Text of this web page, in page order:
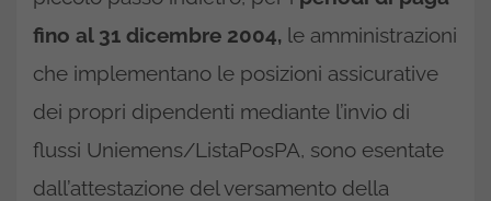
fino al 31 dicembre 2004, le amministrazioni
che implementano le posizioni assicurative
dei propri dipendenti mediante l’invio di
flussi Uniemens/ListaPosPA, sono esentate
dall’attestazione del versamento della